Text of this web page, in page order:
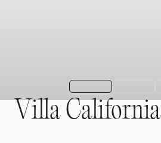
Villa California